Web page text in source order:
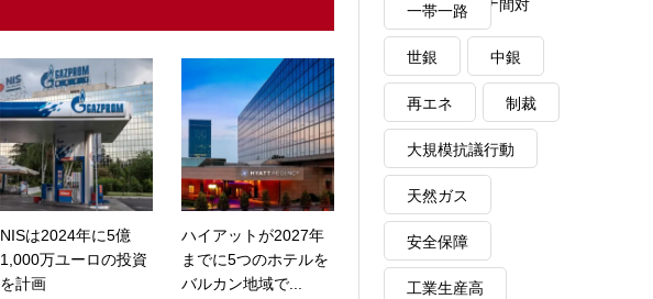
NISは2024年に5億
1,000万ユーロの投資
を計画
ハイアットが2027年
までに5つのホテルを
バルカン地域で...
リシュティナ間対
話
一帯一路
世銀 中銀
再エネ 制裁
大規模抗議行動
天然ガス
安全保障
工業生産高